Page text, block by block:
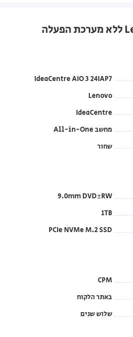
IdeaCentre AIO 3 24IAP7
Lenovo
IdeaCentre
מחשב All-in-One
שחור
9.0mm DVD±RW
1TB
PCIe NVMe M.2 SSD
CPM
באתר הלקוח
שלוש שנים